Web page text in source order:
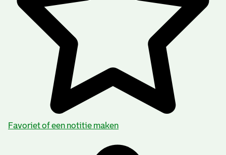
Favoriet of een notitie maken